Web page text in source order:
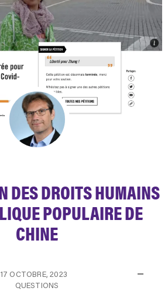
DES DROITS HUMAINS
POPULAIRE DE
CHINE
17 OCTOBRE, 2023
QUESTIONS